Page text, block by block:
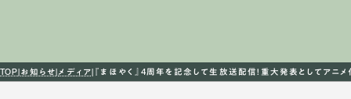
TOP お知らせメディア 『まほやく』4周年を記念して生放送配信！重大発表としてアニ